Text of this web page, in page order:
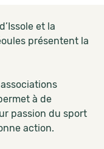
et la
présentent la
à de
passion du sport
action.